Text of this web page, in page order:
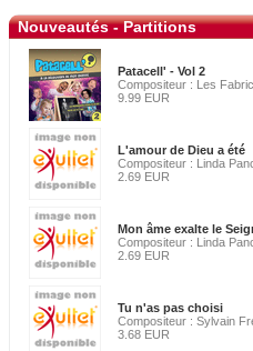
Nouveautés - Partitions
Patacell' - Vol 2
Compositeur : Les
9.99 EUR
L'amour de Dieu a été
Compositeur : Linda
2.69 EUR
Mon âme exalte le
Compositeur : Linda
2.69 EUR
Tu n'as pas choisi
Compositeur : Sylvain
3.68 EUR